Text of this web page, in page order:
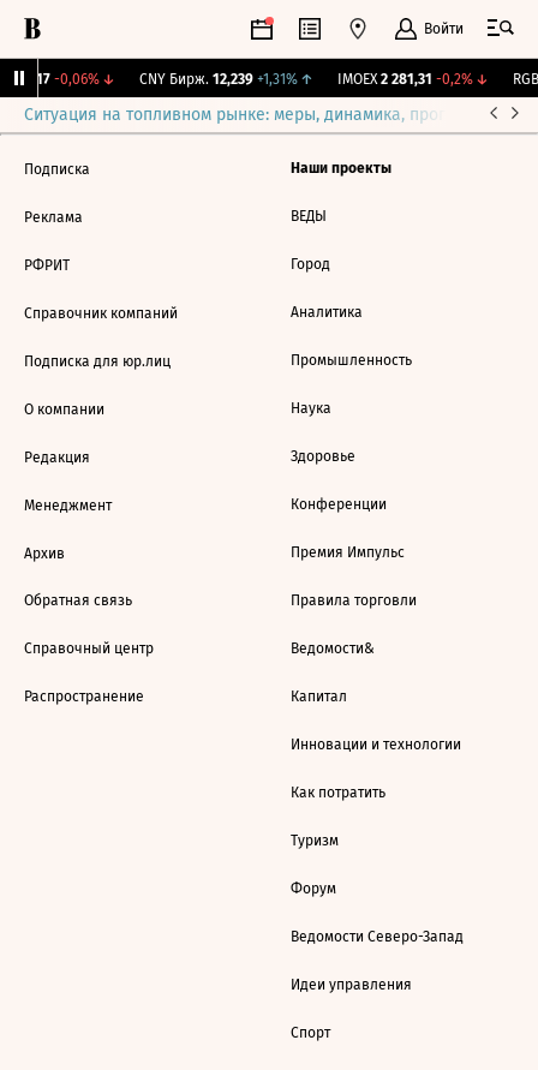
Войти
115,17 -0,06%↓ CNY Бирж. 12,239 +1,31%↑ IMOEX 2 281,31 -0,2%↓
Ситуация на топливном рынке: меры, динамика, прогнозы
Подписка
Реклама
РФРИТ
Справочник компаний
Подписка для юр.лиц
О компании
Редакция
Менеджмент
Архив
Обратная связь
Справочный центр
Распространение
Наши проекты
ВЕДЫ
Город
Аналитика
Промышленность
Наука
Здоровье
Конференции
Премия Импульс
Правила торговли
Ведомости&
Капитал
Инновации и технологии
Как потратить
Туризм
Форум
Ведомости Северо-Запад
Идеи управления
Спорт